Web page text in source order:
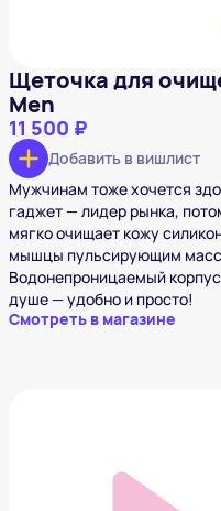
Щеточка для
Men
11 500 ₽
Добавить в вишлист
Мужчинам тоже хочется
гаджет — лидер рынка,
мягко очищает кожу
мышцы пульсирующим
Водонепроницаемый
душе — удобно и просто!
Смотреть в магазине